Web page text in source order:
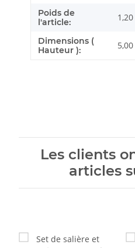
Poids de
l'article:
1,20
Dimensions (
Hauteur ):
Les clients
articles